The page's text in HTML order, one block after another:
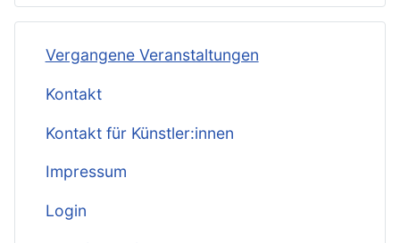
Vergangene Veranstaltungen
Kontakt
Kontakt für Künstler:innen
Impressum
Login